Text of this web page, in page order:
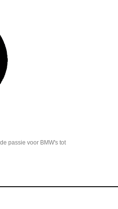
passie voor BMW's tot